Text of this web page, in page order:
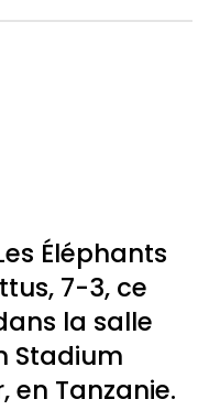
Éléphants
7-3, ce
la salle
Stadium
en Tanzanie.